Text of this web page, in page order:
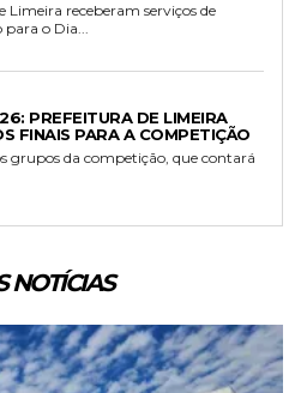
Limeira receberam serviços de
para o Dia...
PREFEITURA DE LIMEIRA
FINAIS PARA A COMPETIÇÃO
grupos da competição, que contará
NOTÍCIAS